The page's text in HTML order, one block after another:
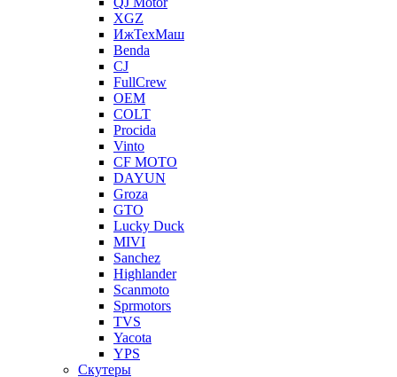
XGZ
ИжТехМаш
Benda
CJ
FullCrew
OEM
COLT
Procida
Vinto
CF MOTO
DAYUN
Groza
GTO
Lucky Duck
MIVI
Sanchez
Highlander
Scanmoto
Sprmotors
TVS
Yacota
YPS
Скутеры